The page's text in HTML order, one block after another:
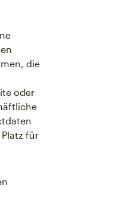
die
oder
für